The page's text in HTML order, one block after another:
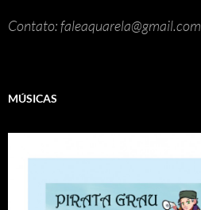
Contato: faleaquarela@gmail.com
MÚSICAS